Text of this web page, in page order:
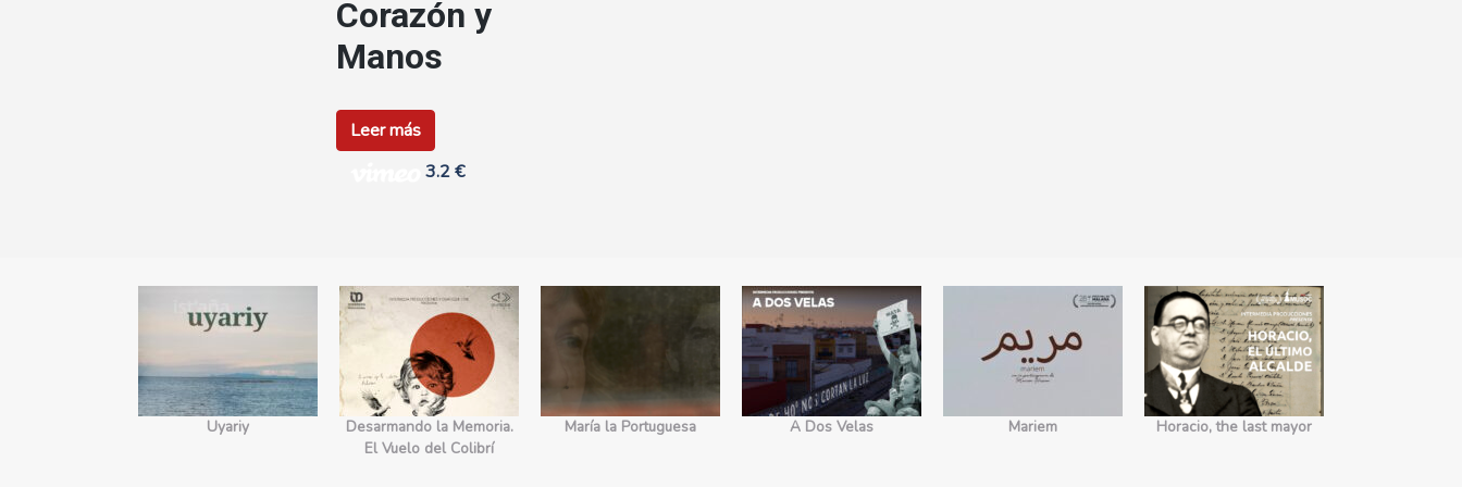
Corazón y
Manos
Leer más
3.2 €
Uyariy
Desarmando la Memoria.
El Vuelo del Colibrí
María la Portuguesa A Dos Velas Mariem Horacio, the last mayor